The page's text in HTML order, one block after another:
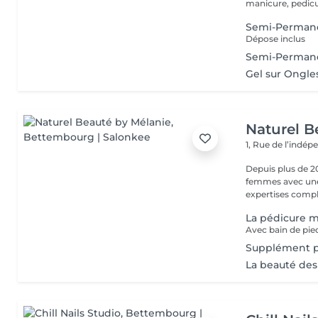
manicure,
Semi-
Dépose inclus
Semi-
Gel sur
Naturel
1, Rue de
Depuis plus de
femmes avec
expertises
La pédicure
Supplément
La beauté